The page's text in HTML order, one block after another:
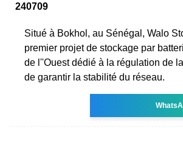
240709
Situé à Bokhol, au Sénégal, Walo
premier projet de stockage par
de l''Ouest dédié à la régulation de
de garantir la stabilité du réseau.